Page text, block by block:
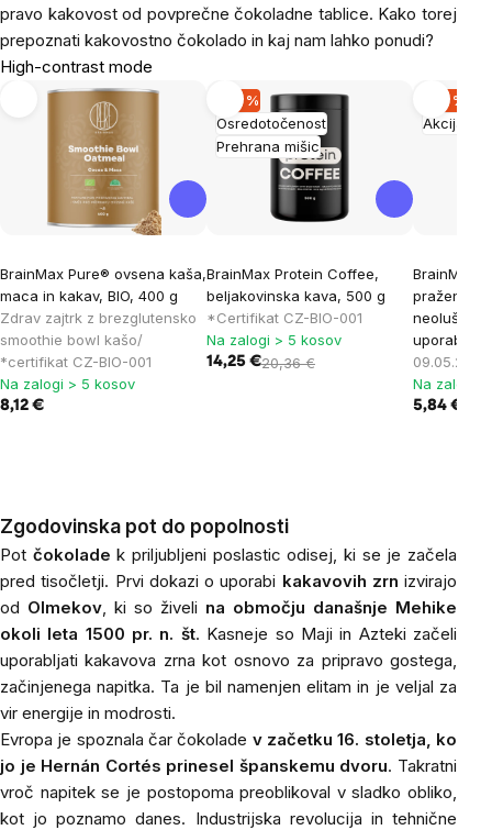
pravo kakovost od povprečne čokoladne tablice. Kako torej
prepoznati kakovostno čokolado in kaj nam lahko ponudi?
High-contrast mode
BrainMax Pure® ovsena kaša,
maca in kakav, BIO, 400 g
Zdrav zajtrk z brezglutensko
smoothie bowl kašo/
*certifikat CZ-BIO-001
Na zalogi > 5 kosov
8,12 €
Osredotočenost
Prehrana mišic
-30 %
BrainMax Protein Coffee,
beljakovinska kava, 500 g
*Certifikat CZ-BIO-001
Na zalogi > 5 kosov
14,25 €20,36 €
Akcija
-20 %
BrainMax
pražene in
uporabe.
09.05.2026
Na zalogi
5,84 €
Zgodovinska pot do popolnosti
Pot čokolade k priljubljeni poslastic odisej, ki se je začela
pred tisočletji. Prvi dokazi o uporabi kakavovih zrn izvirajo
od Olmekov, ki so živeli na območju današnje Mehike
okoli leta 1500 pr. n. št. Kasneje so Maji in Azteki začeli
uporabljati kakavova zrna kot osnovo za pripravo gostega,
začinjenega napitka. Ta je bil namenjen elitam in je veljal za
vir energije in modrosti.
Evropa je spoznala čar čokolade v začetku 16. stoletja, ko
jo je Hernán Cortés prinesel španskemu dvoru. Takratni
vroč napitek se je postopoma preoblikoval v sladko obliko,
kot jo poznamo danes. Industrijska revolucija in tehnične